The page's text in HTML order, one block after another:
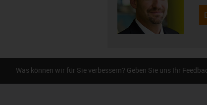
Was können wir für Sie verbessern? Geben Sie uns Ihr